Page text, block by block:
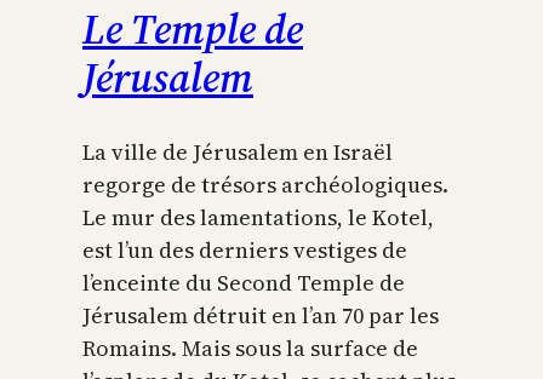
Le Temple de
Jérusalem
La ville de Jérusalem en Israël
regorge de trésors archéologiques.
Le mur des lamentations, le Kotel,
est l’un des derniers vestiges de
l’enceinte du Second Temple de
Jérusalem détruit en l’an 70 par les
Romains. Mais sous la surface de